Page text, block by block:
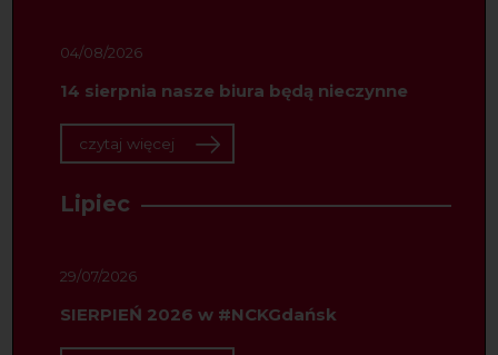
04/08/2026
14 sierpnia nasze biura będą nieczynne
czytaj więcej
Lipiec
29/07/2026
SIERPIEŃ 2026 w #NCKGdańsk